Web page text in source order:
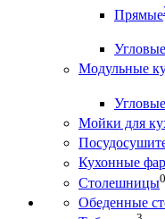
Прямые
Угловые
Модульные
Угловые
Мойки для
Кухонные
Столешницы0
Обеденные